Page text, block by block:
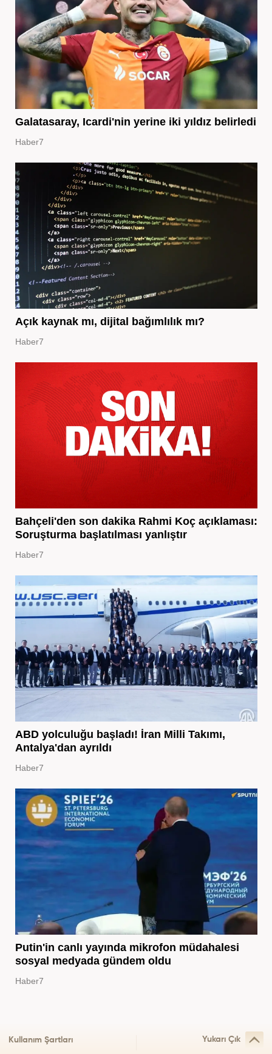
Galatasaray, Icardi'nin yerine iki yıldız belirledi
Haber7
Açık kaynak mı, dijital bağımlılık mı?
Haber7
Bahçeli'den son dakika Rahmi Koç açıklaması:
Soruşturma başlatılması yanlıştır
Haber7
ABD yolculuğu başladı! İran Milli Takımı,
Antalya'dan ayrıldı
Haber7
Putin'in canlı yayında mikrofon müdahalesi
sosyal medyada gündem oldu
Haber7
Kullanım Şartları Yukarı Çık